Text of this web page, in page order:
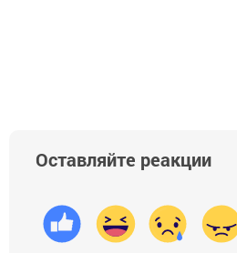
Оставляйте реакции